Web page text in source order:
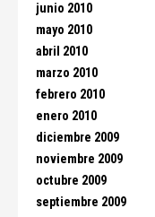
junio 2010
mayo 2010
abril 2010
marzo 2010
febrero 2010
enero 2010
diciembre 2009
noviembre 2009
octubre 2009
septiembre 2009